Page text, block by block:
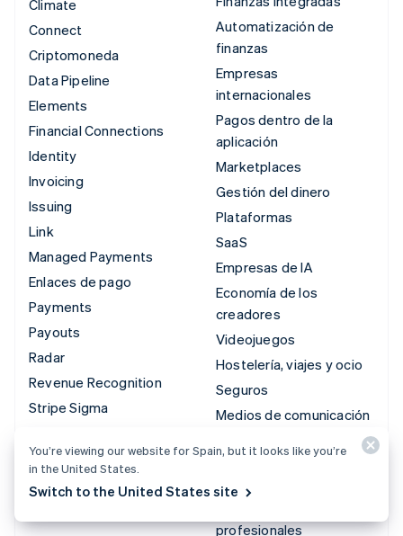
Climate
Connect
Criptomoneda
Data Pipeline
Elements
Financial Connections
Identity
Invoicing
Issuing
Link
Managed Payments
Enlaces de pago
Payments
Payouts
Radar
Revenue Recognition
Stripe Sigma
Terminal
Treasury
Automatización de
finanzas
Empresas
internacionales
Pagos dentro de la
aplicación
Marketplaces
Gestión del dinero
Plataformas
SaaS
Empresas de IA
Economía de los
creadores
Videojuegos
Hostelería, viajes y ocio
Seguros
Medios de comunicación
Entidades sin ánimo de
lucro
profesionales
You’re viewing our website for Spain, but it looks like you’re
in the United States.
Switch to the United States site